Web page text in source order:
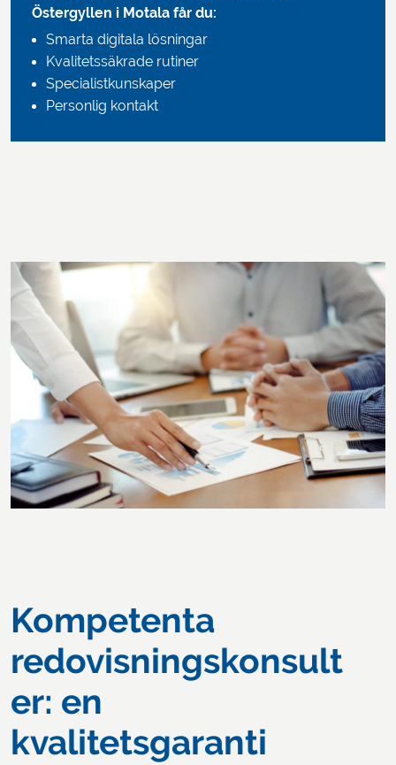
Östergyllen i Motala får du:
Smarta digitala lösningar
Kvalitetssäkrade rutiner
Specialistkunskaper
Personlig kontakt
Kompetenta
redovisningskonsult
er: en
kvalitetsgaranti